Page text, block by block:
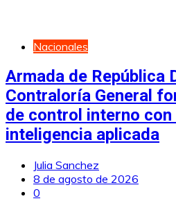
Nacionales
Armada de República
Contraloría General
de control interno
inteligencia aplicada
Julia Sanchez
8 de agosto de 2026
0